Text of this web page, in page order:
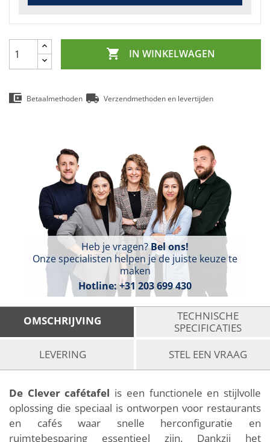
 IN WINKELWAGEN
Betaalmethoden Verzendmethoden en levertijden
Heb je vragen?Bel ons!
Onze specialisten helpen je de juiste keuze te
maken
Hotline:+31 203 699 430
OMSCHRIJVING
TECHNISCHE
SPECIFICATIES
LEVERING
STEL EEN VRAAG
De Clever cafétafel is een functionele en stijlvolle
oplossing die speciaal is ontworpen voor restaurants
en cafés waar snelle herconfiguratie en
ruimtebesparing essentieel zijn. Dankzij het